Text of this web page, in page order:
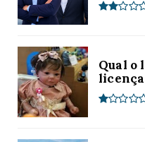
Qual o
licença